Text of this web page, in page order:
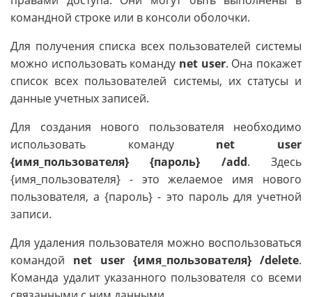
командной строке или в консоли оболочки.
Для получения списка всех пользователей системы
можно использовать команду net user. Она покажет
список всех пользователей системы, их статусы и
данные учетных записей.
Для создания нового пользователя необходимо
использовать команду net user
{имя_пользователя} {пароль} /add. Здесь
{имя_пользователя} - это желаемое имя нового
пользователя, а {пароль} - это пароль для учетной
записи.
Для удаления пользователя можно воспользоваться
командой net user {имя_пользователя} /delete.
Команда удалит указанного пользователя со всеми